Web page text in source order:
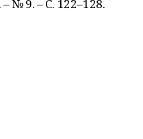
№ 9. – С. 122–128.